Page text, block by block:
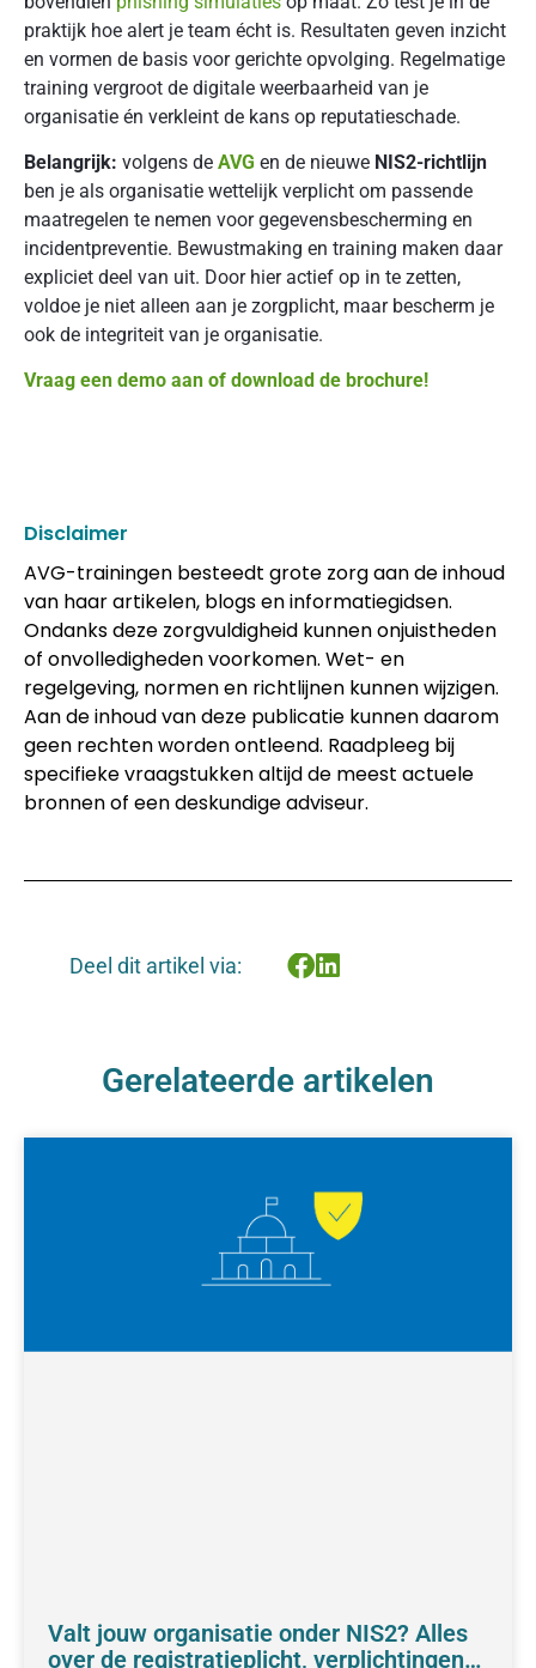
praktijk hoe alert je team écht is. Resultaten geven inzicht
en vormen de basis voor gerichte opvolging. Regelmatige
training vergroot de digitale weerbaarheid van je
organisatie én verkleint de kans op reputatieschade.
Belangrijk: volgens de AVG en de nieuwe NIS2-richtlijn
ben je als organisatie wettelijk verplicht om passende
maatregelen te nemen voor gegevensbescherming en
incidentpreventie. Bewustmaking en training maken daar
expliciet deel van uit. Door hier actief op in te zetten,
voldoe je niet alleen aan je zorgplicht, maar bescherm je
ook de integriteit van je organisatie.
Vraag een demo aan of download de brochure!
Disclaimer
AVG-trainingen besteedt grote zorg aan de inhoud
van haar artikelen, blogs en informatiegidsen.
Ondanks deze zorgvuldigheid kunnen onjuistheden
of onvolledigheden voorkomen. Wet- en
regelgeving, normen en richtlijnen kunnen wijzigen.
Aan de inhoud van deze publicatie kunnen daarom
geen rechten worden ontleend. Raadpleeg bij
specifieke vraagstukken altijd de meest actuele
bronnen of een deskundige adviseur.
Deel dit artikel via:
Gerelateerde artikelen
Valt jouw organisatie onder NIS2? Alles
over de registratieplicht, verplichtingen